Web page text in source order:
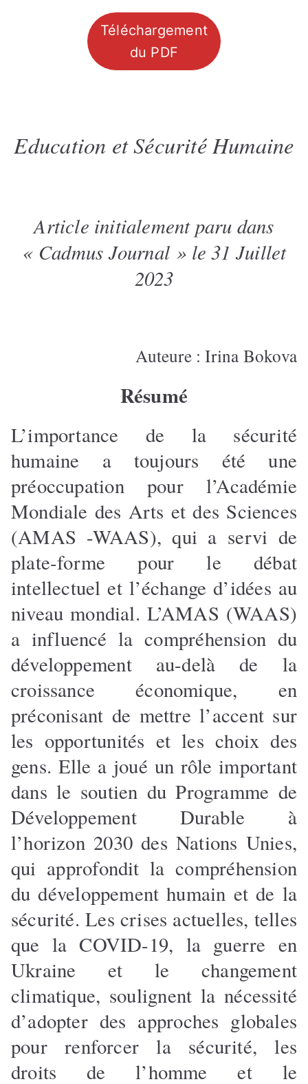
Téléchargement
du PDF
Education et Sécurité Humaine
Article initialement paru dans
« Cadmus Journal » le 31 Juillet
2023
Auteure : Irina Bokova
Résumé
L’importance de la sécurité
humaine a toujours été une
préoccupation pour l’Académie
Mondiale des Arts et des Sciences
(AMAS -WAAS), qui a servi de
plate-forme pour le débat
intellectuel et l’échange d’idées au
niveau mondial. L’AMAS (WAAS)
a influencé la compréhension du
développement au-delà de la
croissance économique, en
préconisant de mettre l’accent sur
les opportunités et les choix des
gens. Elle a joué un rôle important
dans le soutien du Programme de
Développement Durable à
l’horizon 2030 des Nations Unies,
qui approfondit la compréhension
du développement humain et de la
sécurité. Les crises actuelles, telles
que la COVID-19, la guerre en
Ukraine et le changement
climatique, soulignent la nécessité
d’adopter des approches globales
pour renforcer la sécurité, les
droits de l’homme et le